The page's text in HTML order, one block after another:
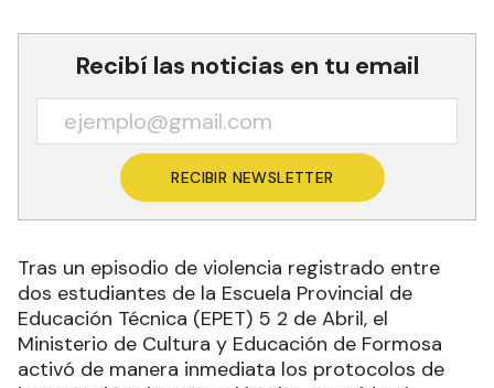
Recibí las noticias en tu email
RECIBIR NEWSLETTER
Tras un episodio de violencia registrado entre
dos estudiantes de la Escuela Provincial de
Educación Técnica (EPET) 5 2 de Abril, el
Ministerio de Cultura y Educación de Formosa
activó de manera inmediata los protocolos de